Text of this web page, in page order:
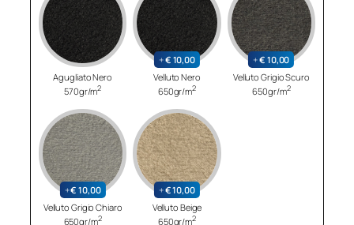
Agugliato Nero
570gr/m2
+€ 10,00
Velluto Nero
650gr/m2
+€ 10,00
Velluto Grigio Scuro
650gr/m2
+€ 10,00
Velluto Grigio Chiaro
650gr/m2
+€10,00
Velluto Beige
650gr/m2